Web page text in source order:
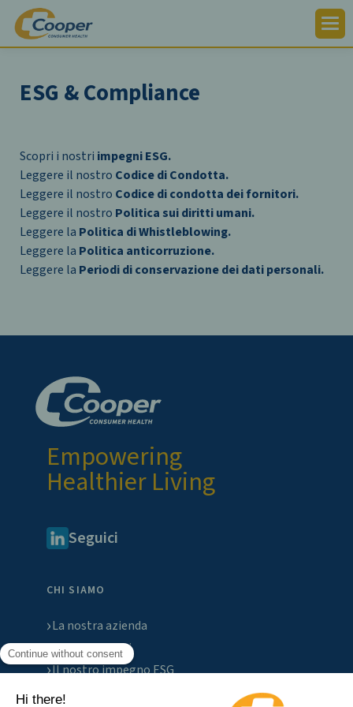
ESG & Compliance
Scopri i nostri impegni ESG.
Leggere il nostro Codice di Condotta.
Leggere il nostro Codice di condotta dei fornitori.
Leggere il nostro Politica sui diritti umani.
Leggere la Politica di Whistleblowing.
Leggere la Politica anticorruzione.
Leggere la Periodi di conservazione dei dati personali.
Empowering
Healthier Living
Seguici
CHI SIAMO
La nostra azienda
I nostri marchi
Il nostro impegno ESG